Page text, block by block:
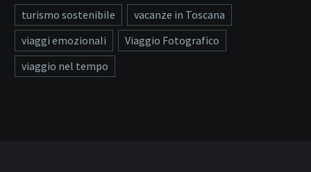
turismo sostenibile
vacanze in Toscana
viaggi emozionali
Viaggio Fotografico
viaggio nel tempo